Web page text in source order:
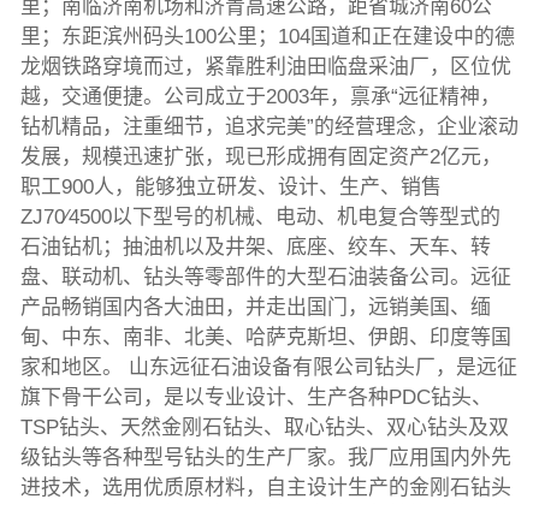
里；南临济南机场和济青高速公路，距省城济南60公
里；东距滨州码头100公里；104国道和正在建设中的德
龙烟铁路穿境而过，紧靠胜利油田临盘采油厂，区位优
越，交通便捷。公司成立于2003年，禀承“远征精神，
钻机精品，注重细节，追求完美”的经营理念，企业滚动
发展，规模迅速扩张，现已形成拥有固定资产2亿元，
职工900人，能够独立研发、设计、生产、销售
ZJ70∕4500以下型号的机械、电动、机电复合等型式的
石油钻机；抽油机以及井架、底座、绞车、天车、转
盘、联动机、钻头等零部件的大型石油装备公司。远征
产品畅销国内各大油田，并走出国门，远销美国、缅
甸、中东、南非、北美、哈萨克斯坦、伊朗、印度等国
家和地区。 山东远征石油设备有限公司钻头厂，是远征
旗下骨干公司，是以专业设计、生产各种PDC钻头、
TSP钻头、天然金刚石钻头、取心钻头、双心钻头及双
级钻头等各种型号钻头的生产厂家。我厂应用国内外先
进技术，选用优质原材料，自主设计生产的金刚石钻头